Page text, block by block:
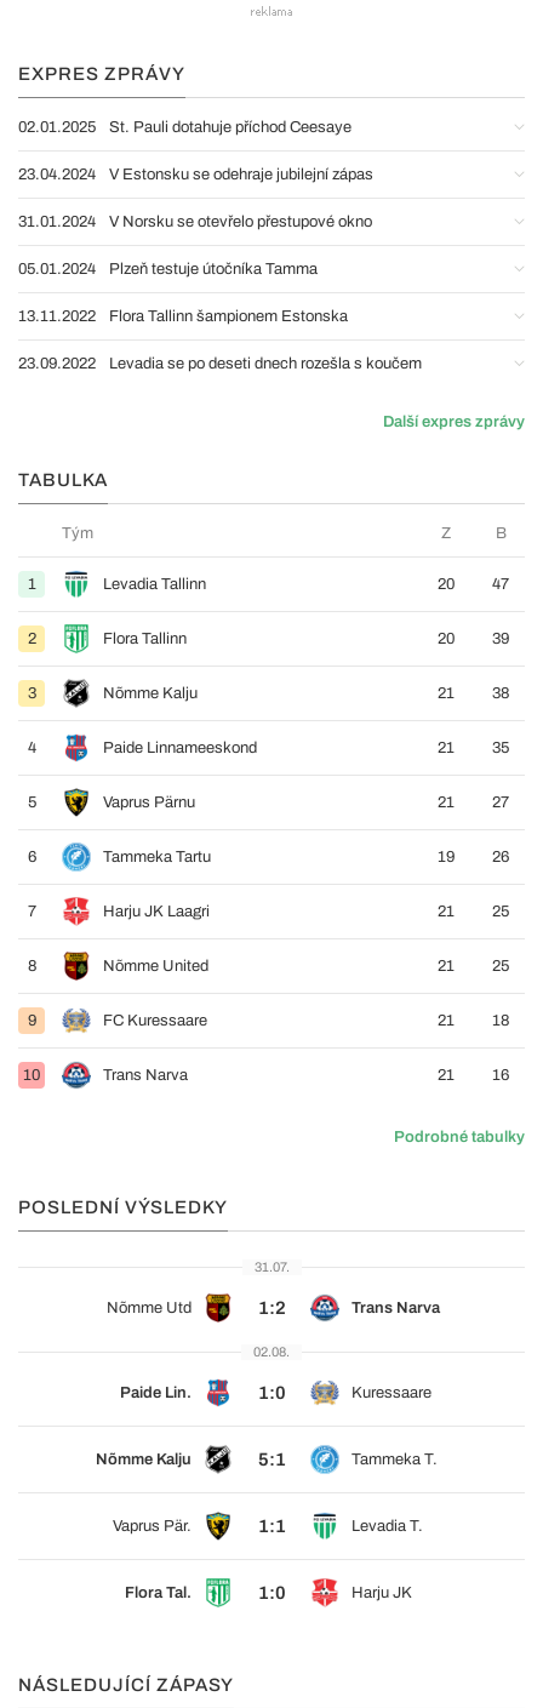
EXPRES ZPRÁVY
02.01.2025 St. Pauli dotahuje příchod Ceesaye
23.04.2024 V Estonsku se odehraje jubilejní zápas
31.01.2024 V Norsku se otevřelo přestupové okno
05.01.2024 Plzeň testuje útočníka Tamma
13.11.2022 Flora Tallinn šampionem Estonska
23.09.2022 Levadia se po deseti dnech rozešla s koučem
Další expres zprávy
TABULKA
Tým Z B
1 Levadia Tallinn 20 47
2 Flora Tallinn 20 39
3 Nõmme Kalju 21 38
4 Paide Linnameeskond 21 35
5 Vaprus Pärnu 21 27
6 Tammeka Tartu 19 26
7 Harju JK Laagri 21 25
8 Nõmme United 21 25
9 FC Kuressaare 21 18
10 Trans Narva 21 16
Podrobné tabulky
POSLEDNÍ VÝSLEDKY
31.07.
Nõmme Utd 1:2 Trans Narva
02.08.
Paide Lin. 1:0 Kuressaare
Nõmme Kalju 5:1 Tammeka T.
Vaprus Pär. 1:1 Levadia T.
Flora Tal. 1:0 Harju JK
NÁSLEDUJÍCÍ ZÁPASY